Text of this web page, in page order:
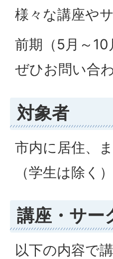
様々な講座や
前期（5月～
ぜひお問い合
対象者
市内に居住、
（学生は除く）
講座・サー
以下の内容で